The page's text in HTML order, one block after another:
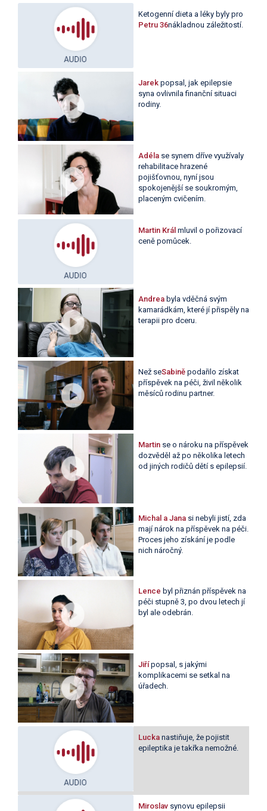
Ketogenní dieta a léky byly pro
Petru 36nákladnou záležitostí.
Jarek popsal, jak epilepsie
syna ovlivnila finanční situaci
rodiny.
Adéla se synem dříve využívaly
rehabilitace hrazené
pojišťovnou, nyní jsou
spokojenější se soukromým,
placeným cvičením.
Martin Král mluvil o pořizovací
ceně pomůcek.
Andrea byla vděčná svým
kamarádkám, které jí přispěly na
terapii pro dceru.
Než seSabiněpodařilo získat
příspěvek na péči, živil několik
měsíců rodinu partner.
Martin se o nároku na příspěvek
dozvěděl až po několika letech
od jiných rodičů dětí s epilepsií.
Michal a Jana si nebyli jistí, zda
mají nárok na příspěvek na péči.
Proces jeho získání je podle
nich náročný.
Lence byl přiznán příspěvek na
péči stupně 3, po dvou letech jí
byl ale odebrán.
Jiřípopsal, s jakými
komplikacemi se setkal na
úřadech.
Lucka nastiňuje, že pojistit
epileptika je takřka nemožné.
Miroslav synovu epilepsii